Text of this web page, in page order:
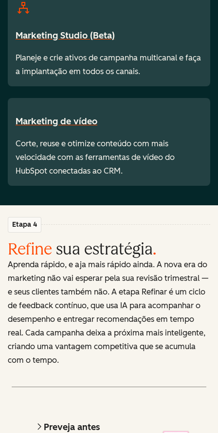
Marketing Studio (Beta)
Planeje e crie ativos de campanha multicanal e faça
a implantação em todos os canais.
Marketing de vídeo
Corte, reuse e otimize conteúdo com mais
velocidade com as ferramentas de vídeo do
HubSpot conectadas ao CRM.
Etapa 4
Refine sua estratégia.
Aprenda rápido, e aja mais rápido ainda. A nova era do
marketing não vai esperar pela sua revisão trimestral —
e seus clientes também não. A etapa Refinar é um ciclo
de feedback contínuo, que usa IA para acompanhar o
desempenho e entregar recomendações em tempo
real. Cada campanha deixa a próxima mais inteligente,
criando uma vantagem competitiva que se acumula
com o tempo.
Preveja antes